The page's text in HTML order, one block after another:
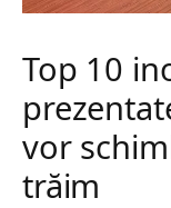
Top 10
vor
trăim